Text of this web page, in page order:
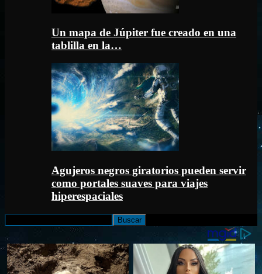
Un mapa de Júpiter fue creado en una
tablilla en la…
Agujeros negros giratorios pueden servir
como portales suaves para viajes
hiperespaciales